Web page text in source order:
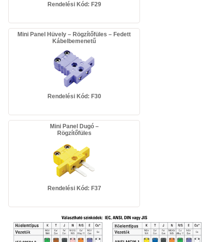
Rendelési Kód: F29
Mini Panel Hüvely – Rögzítőfüles – Fedett
Kábelbemenetű
Rendelési Kód: F30
Mini Panel Dugó –
Rögzítőfüles
Rendelési Kód: F37